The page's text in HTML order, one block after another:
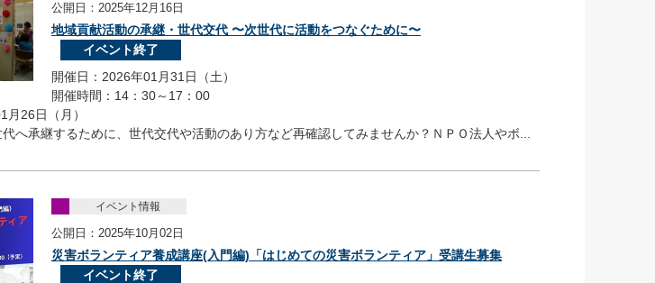
公開日：2025年12月16日
地域貢献活動の承継・世代交代 〜次世代に活動をつなぐために〜
イベント終了
開催日：2026年01月31日（土）
開催時間：14：30～17：00
26日（月）
へ承継するために、世代交代や活動のあり方など再確認してみませんか？ＮＰＯ法人やボ...
イベント情報
公開日：2025年10月02日
災害ボランティア養成講座(入門編)「はじめての災害ボランティア」受講生募集
イベント終了